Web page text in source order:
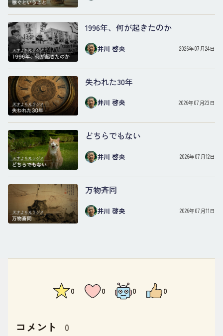
1996年、何が起きたのか
井川 啓央 2026年07月24日
失われた30年
井川 啓央 2026年07月23日
どちらでもない
井川 啓央 2026年07月12日
万物斉同
井川 啓央 2026年07月11日
0 0 0 0
コメント 0